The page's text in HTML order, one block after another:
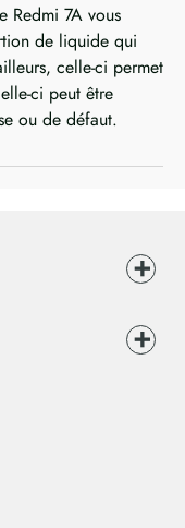
Redmi 7A vous
de liquide qui
celle-ci permet
ci peut être
ou de défaut.